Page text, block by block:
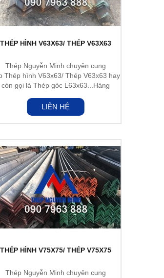
THÉP HÌNH V63X63/ THÉP V63X63
Thép Nguyễn Minh chuyên cung
Thép hình V63x63/ Thép V63x63 hay
còn gọi là Thép góc L63x63...Hàng
LIÊN HỆ
THÉP HÌNH V75X75/ THÉP V75X75
Thép Nguyễn Minh chuyên cung